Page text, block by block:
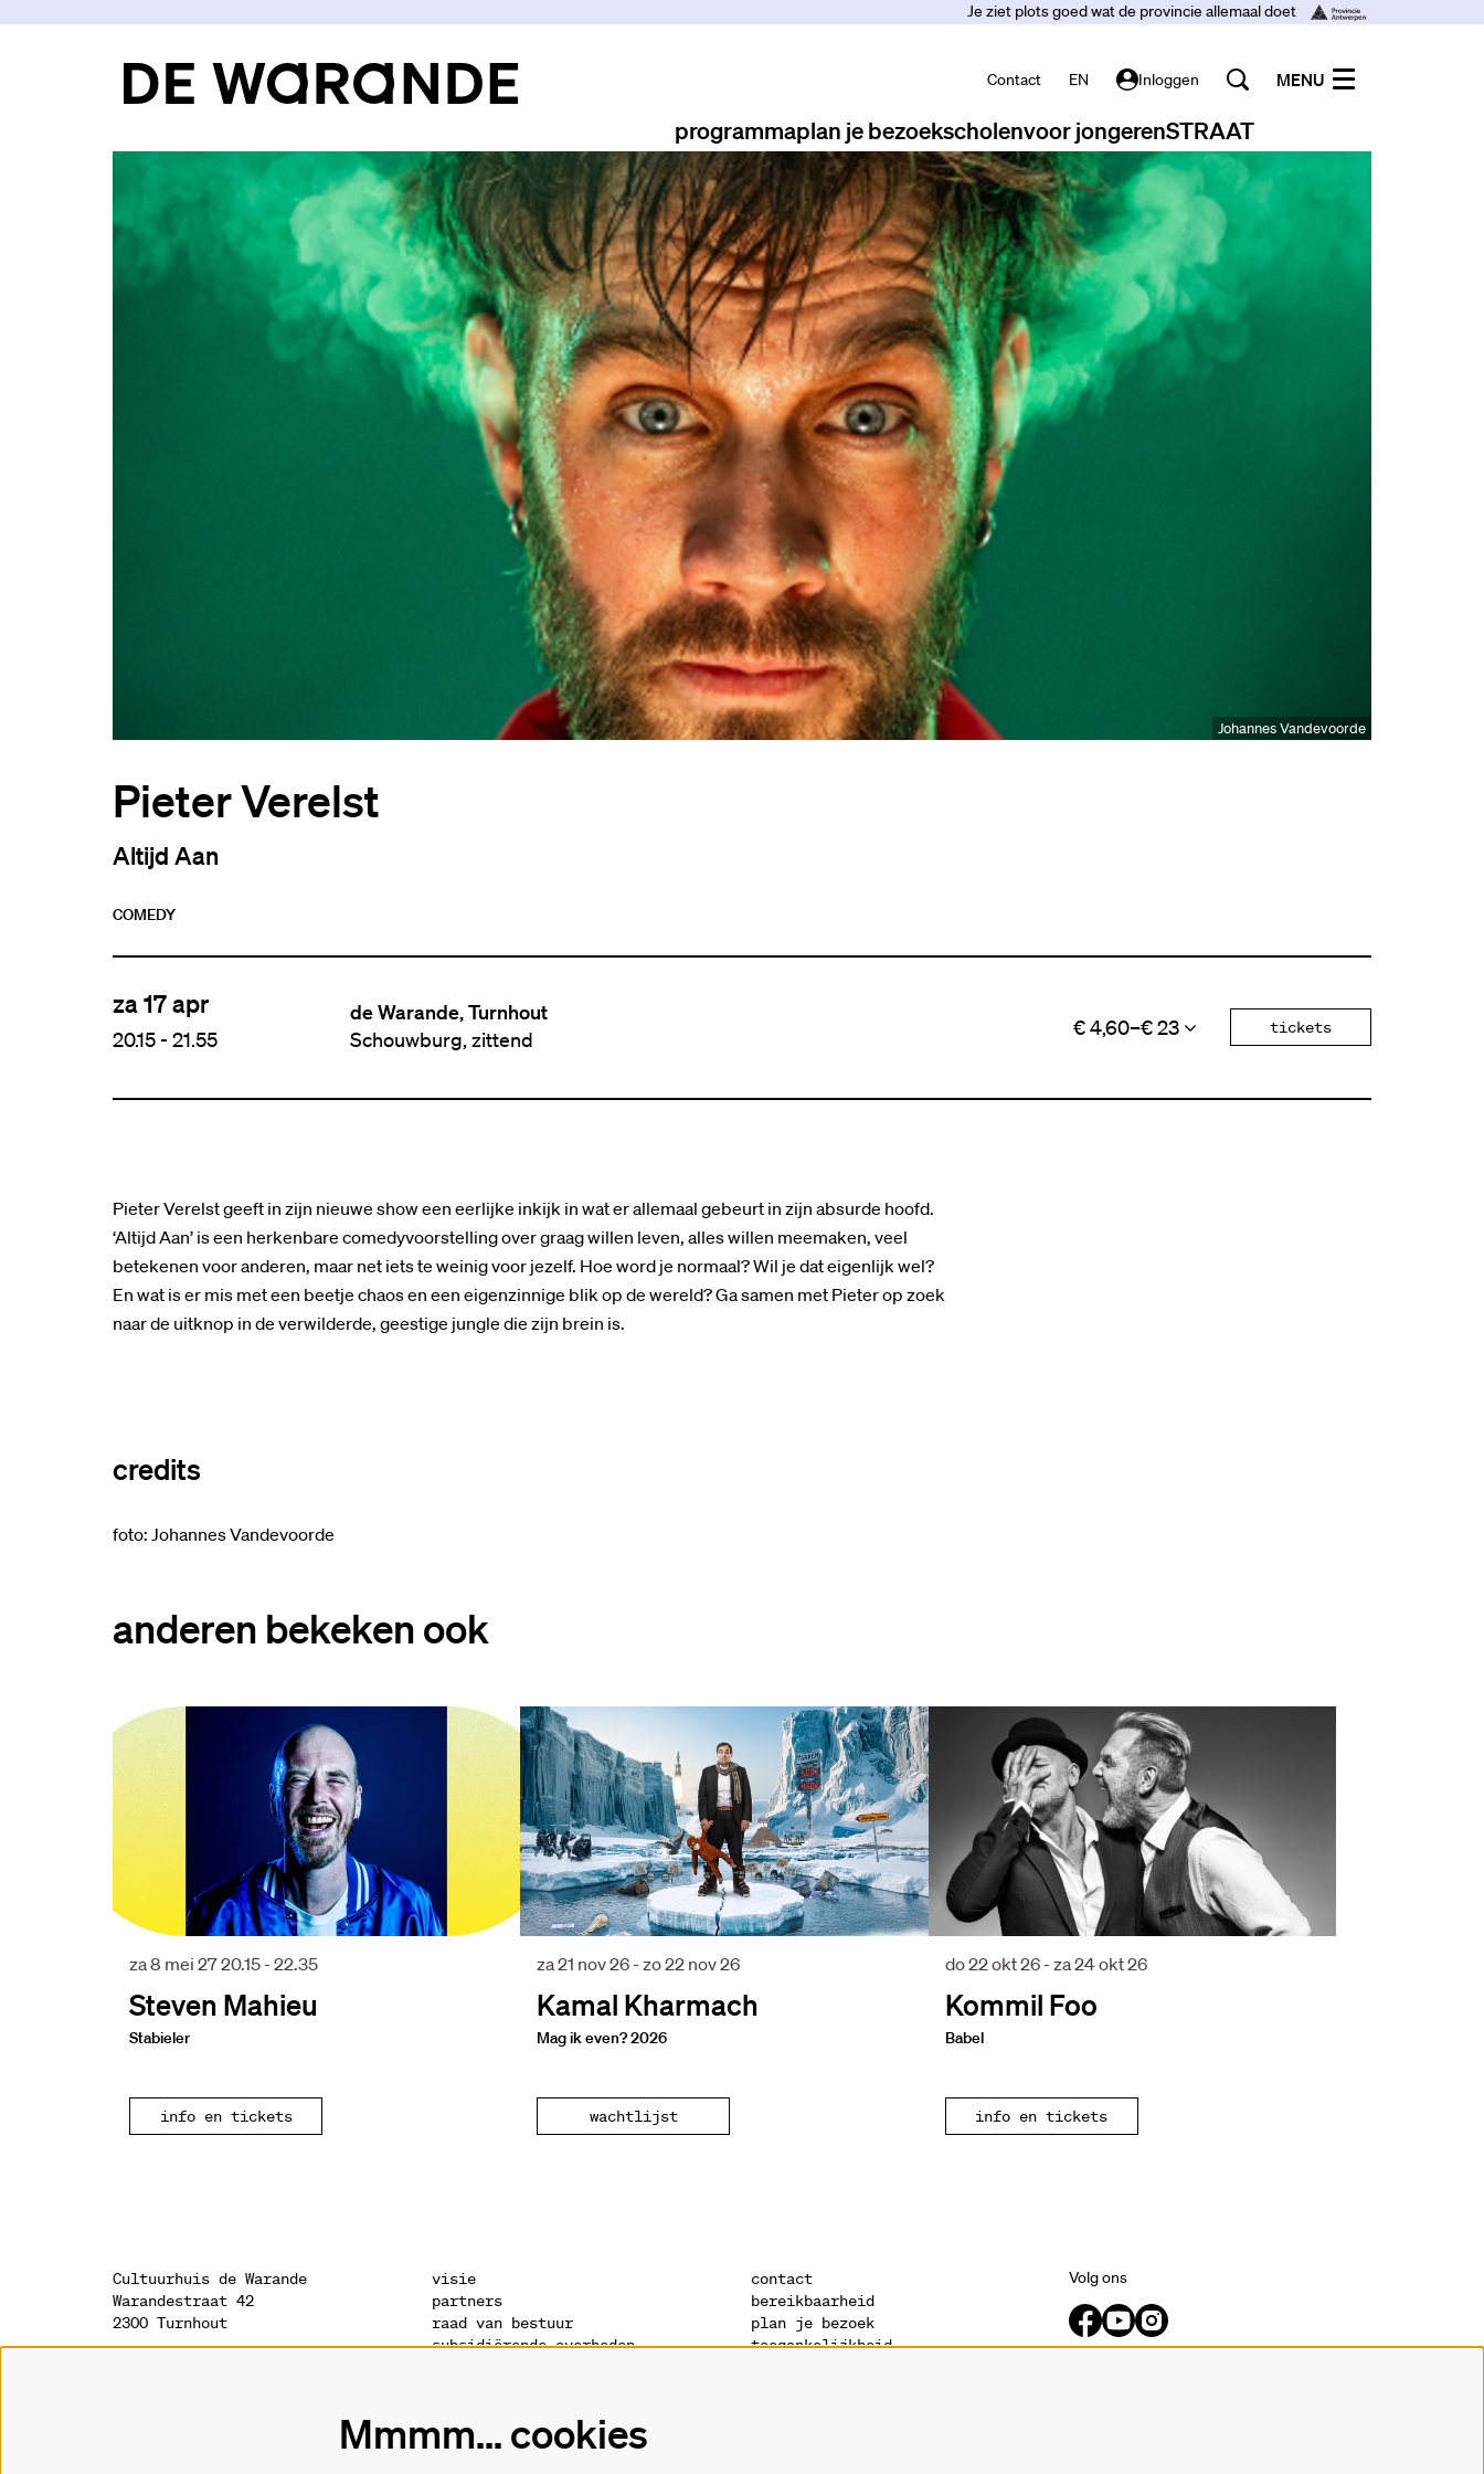
Je ziet plots goed wat de provincie allemaal doet
Contact EN Inloggen
programmaplan je bezoekscholenvoor jongerenSTRAAT
MENU
Johannes Vandevoorde
Pieter Verelst
Altijd Aan
COMEDY
za 17 apr
20.15 - 21.55
de Warande, Turnhout
Schouwburg, zittend
€ 4,60–€ 23 tickets
Pieter Verelst geeft in zijn nieuwe show een eerlijke inkijk in wat er allemaal gebeurt in zijn absurde hoofd.
‘Altijd Aan’ is een herkenbare comedyvoorstelling over graag willen leven, alles willen meemaken, veel
betekenen voor anderen, maar net iets te weinig voor jezelf. Hoe word je normaal? Wil je dat eigenlijk wel?
En wat is er mis met een beetje chaos en een eigenzinnige blik op de wereld? Ga samen met Pieter op zoek
naar de uitknop in de verwilderde, geestige jungle die zijn brein is.
credits
foto: Johannes Vandevoorde
anderen bekeken ook
Steven Mahieu
Stabieler
za 8 mei 2720.15 - 22.35
info en tickets
Kamal Kharmach
Mag ik even? 2026
za 21 nov 26-zo 22 nov 26
wachtlijst
Kommil Foo
Babel
do 22 okt 26-za 24 okt 26
info en tickets
Cultuurhuis de Warande
Warandestraat 42
2300 Turnhout
visie
partners
raad van bestuur
subsidiërende overheden
privacyverklaring
contact
bereikbaarheid
plan je bezoek
toegankelijkheid
Volg ons
Mmmm... cookies